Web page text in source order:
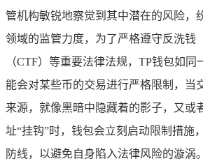
管机构敏锐地察觉到其中潜在的风险，
领域的监管力度，为了严格遵守反洗钱
（CTF）等重要法律法规，TP钱包如
能会对某些币的交易进行严格限制，当
来源，就像黑暗中隐藏着的影子，又或
址“挂钩”时，钱包会立刻启动限制措施
防线，以避免自身陷入法律风险的漩涡。